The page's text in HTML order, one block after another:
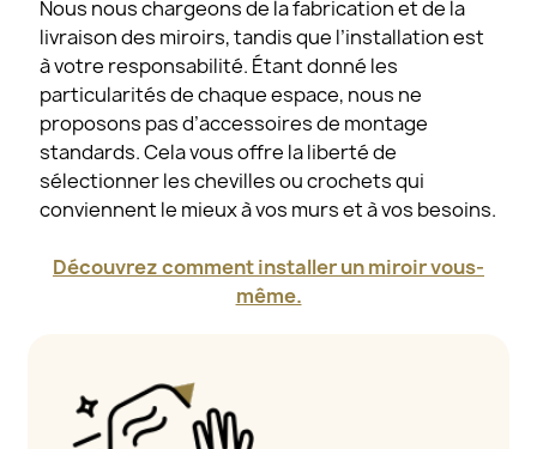
Nous nous chargeons de la fabrication et de la
livraison des miroirs, tandis que l’installation est
à votre responsabilité. Étant donné les
particularités de chaque espace, nous ne
proposons pas d’accessoires de montage
standards. Cela vous offre la liberté de
sélectionner les chevilles ou crochets qui
conviennent le mieux à vos murs et à vos besoins.
Découvrez comment installer un miroir vous-
même.